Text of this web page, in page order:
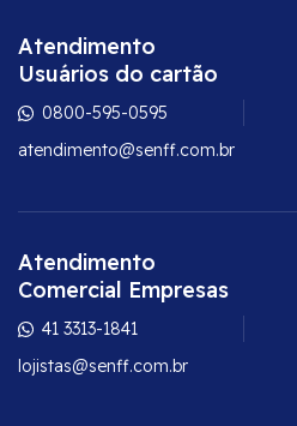
Atendimento
Usuários do cartão
0800-595-0595
atendimento@senff.com.br
Atendimento
Comercial Empresas
41 3313-1841
lojistas@senff.com.br